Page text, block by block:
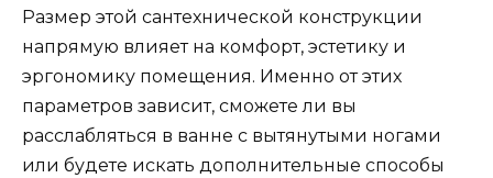
Размер этой сантехнической конструкции
напрямую влияет на комфорт, эстетику и
эргономику помещения. Именно от этих
параметров зависит, сможете ли вы
расслабляться в ванне с вытянутыми ногами
или будете искать дополнительные способы